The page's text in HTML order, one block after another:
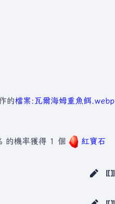
的檔案:瓦爾海姆重魚餌.webp
的機率獲得 1 個 紅寶石